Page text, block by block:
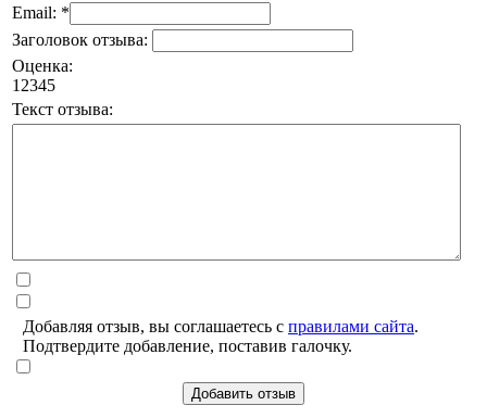
Email: *
Заголовок отзыва:
Оценка:
1 2345
Текст отзыва:
Добавляя отзыв, вы соглашаетесь с правилами сайта.
Подтвердите добавление, поставив галочку.
Добавить отзыв